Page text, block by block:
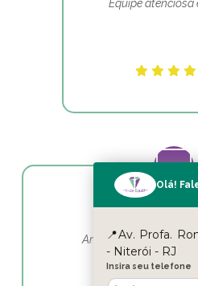
Equipe atenciosa
Yasmin
Amo esse lugar e as
fisioterapia as
Olá!
📍Av. Profa.
- Niterói - RJ
Insira seu telefone